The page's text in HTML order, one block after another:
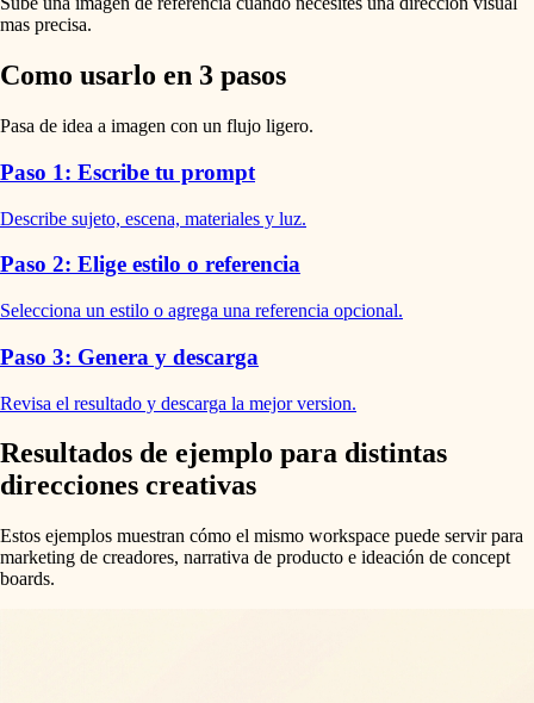
mas precisa.
Como usarlo en 3 pasos
Pasa de idea a imagen con un flujo ligero.
Paso 1: Escribe tu prompt
Describe sujeto, escena, materiales y luz.
Paso 2: Elige estilo o referencia
Selecciona un estilo o agrega una referencia opcional.
Paso 3: Genera y descarga
Revisa el resultado y descarga la mejor version.
Resultados de ejemplo para distintas
direcciones creativas
Estos ejemplos muestran cómo el mismo workspace puede servir para
marketing de creadores, narrativa de producto e ideación de concept
boards.